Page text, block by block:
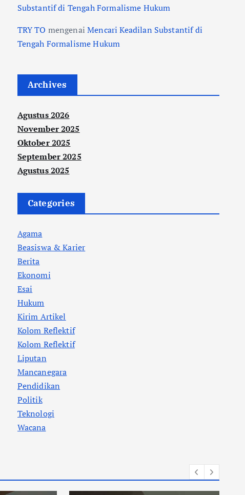
Substantif di Tengah Formalisme Hukum
TRY TO mengenaiMencari Keadilan Substantif di
Tengah Formalisme Hukum
Archives
Agustus 2026
November 2025
Oktober 2025
September 2025
Agustus 2025
Categories
Agama
Beasiswa & Karier
Berita
Ekonomi
Esai
Hukum
Kirim Artikel
Kolom Reflektif
Kolom Reflektif
Liputan
Mancanegara
Pendidikan
Politik
Teknologi
Wacana